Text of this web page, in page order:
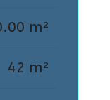
m²
42 m²